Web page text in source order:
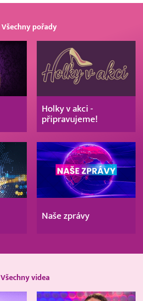
Všechny pořady
Holky v akci -
připravujeme!
Naše zprávy
Všechny videa